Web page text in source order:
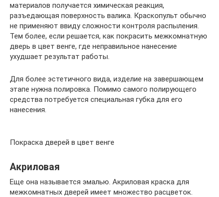
материалов получается химическая реакция,
разъедающая поверхность валика. Краскопульт обычно
не применяют ввиду сложности контроля распыления.
Тем более, если решается, как покрасить межкомнатную
дверь в цвет венге, где неправильное нанесение
ухудшает результат работы.
Для более эстетичного вида, изделие на завершающем
этапе нужна полировка. Помимо самого полирующего
средства потребуется специальная губка для его
нанесения.
Покраска дверей в цвет венге
Акриловая
Еще она называется эмалью. Акриловая краска для
межкомнатных дверей имеет множество расцветок.